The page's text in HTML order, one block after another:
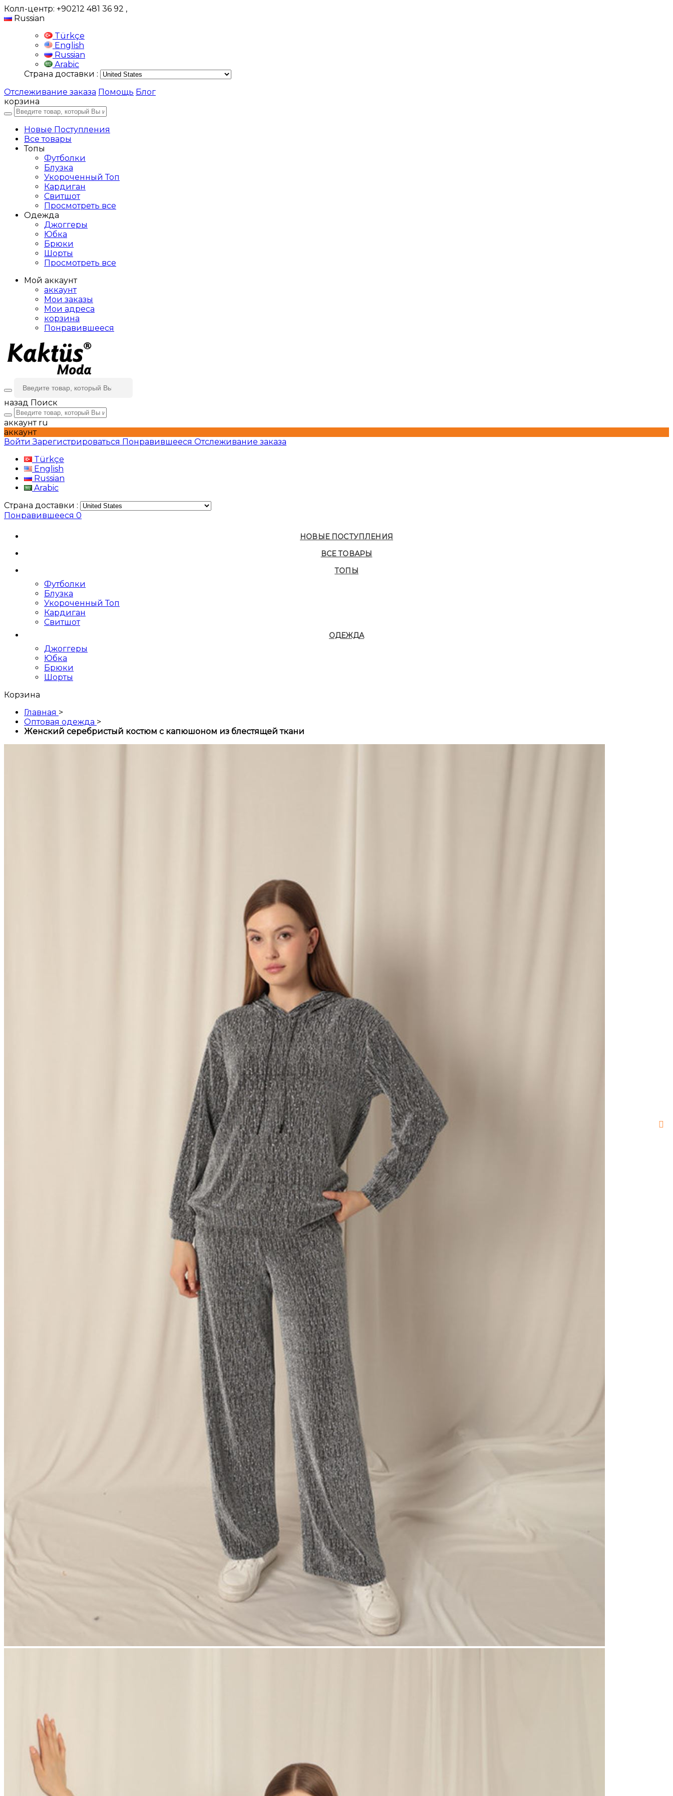
Колл-центр: +90212 481 36 92 ,
Russian
Türkçe
English
Russian
Arabic
Страна доставки :
Отслеживание заказа Помощь Блог
корзина
Новые Поступления
Все товары
Топы
Футболки
Блузка
Укороченный Топ
Кардиган
Свитшот
Просмотреть все
Одежда
Джоггеры
Юбка
Брюки
Шорты
Просмотреть все
Мой аккаунт
аккаунт
Мои заказы
Мои адреса
корзина
Понравившееся
назад Поиск
аккаунт ru
аккаунт
ВойтиЗарегистрироваться Понравившееся Отслеживание заказа
Türkçe
English
Russian
Arabic
Страна доставки :
Понравившееся 0
НОВЫЕ ПОСТУПЛЕНИЯ
ВСЕ ТОВАРЫ
ТОПЫ
Футболки
Блузка
Укороченный Топ
Кардиган
Свитшот
ОДЕЖДА
Джоггеры
Юбка
Брюки
Шорты
Корзина
Главная >
Оптовая одежда >
Женский серебристый костюм с капюшоном из блестящей ткани